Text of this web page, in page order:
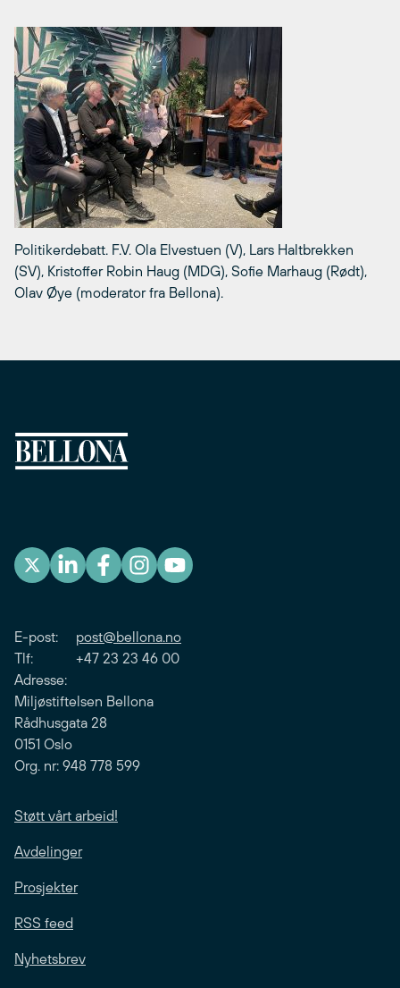
Politikerdebatt. F.V. Ola Elvestuen (V), Lars Haltbrekken
(SV), Kristoffer Robin Haug (MDG), Sofie Marhaug (Rødt),
Olav Øye (moderator fra Bellona).
E-post: post@bellona.no
Tlf: +47 23 23 46 00
Adresse:
Miljøstiftelsen Bellona
Rådhusgata 28
0151 Oslo
Org. nr: 948 778 599
Støtt vårt arbeid!
Avdelinger
Prosjekter
RSS feed
Nyhetsbrev